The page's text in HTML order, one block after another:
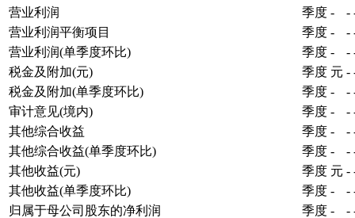
营业利润
季度 - -
营业利润平衡项目
季度 - -
营业利润(单季度环比)
季度 - -
税金及附加(元)
季度 元 -
税金及附加(单季度环比)
季度 - -
审计意见(境内)
季度 - -
其他综合收益
季度 - -
其他综合收益(单季度环比)
季度 - -
其他收益(元)
季度 元 -
其他收益(单季度环比)
季度 - -
归属于母公司股东的净利润
季度 - -